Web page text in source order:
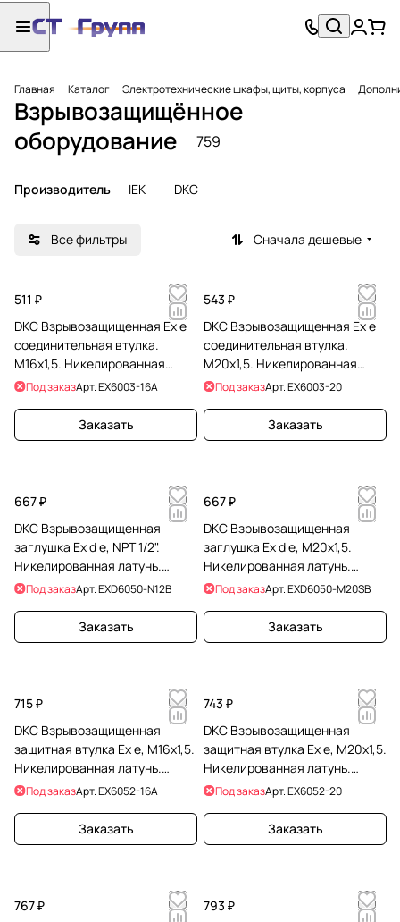
Главная Каталог Электротехнические шкафы, щиты, корпуса
Взрывозащищённое
оборудование
759
Производитель IEK DKC
Все фильтры Сначала дешевые
511 ₽
DKC Взрывозащищенная Ex e
соединительная втулка.
М16x1,5. Никелированная
латунь. IP66/67
Под заказАрт.EX6003-16A
Заказать
543 ₽
DKC Взрывозащищенная Ex e
соединительная втулка.
М20x1,5. Никелированная
латунь. IP66/67
Под заказАрт.EX6003-20
Заказать
667 ₽
DKC Взрывозащищенная
заглушка Ex d e, NPT 1/2".
Никелированная латунь.
IP66/67/68
Под заказАрт.EXD6050-N12B
Заказать
667 ₽
DKC Взрывозащищенная
заглушка Ex d e, М20x1,5.
Никелированная латунь.
IP66/67/68
Под заказАрт.EXD6050-M20SB
Заказать
715 ₽
DKC Взрывозащищенная
защитная втулка Ex e, M16x1,5.
Никелированная латунь.
IP66/67
Под заказАрт.EX6052-16A
Заказать
743 ₽
DKC Взрывозащищенная
защитная втулка Ex e, M20x1,5.
Никелированная латунь.
IP66/67
Под заказАрт.EX6052-20
Заказать
767 ₽
793 ₽